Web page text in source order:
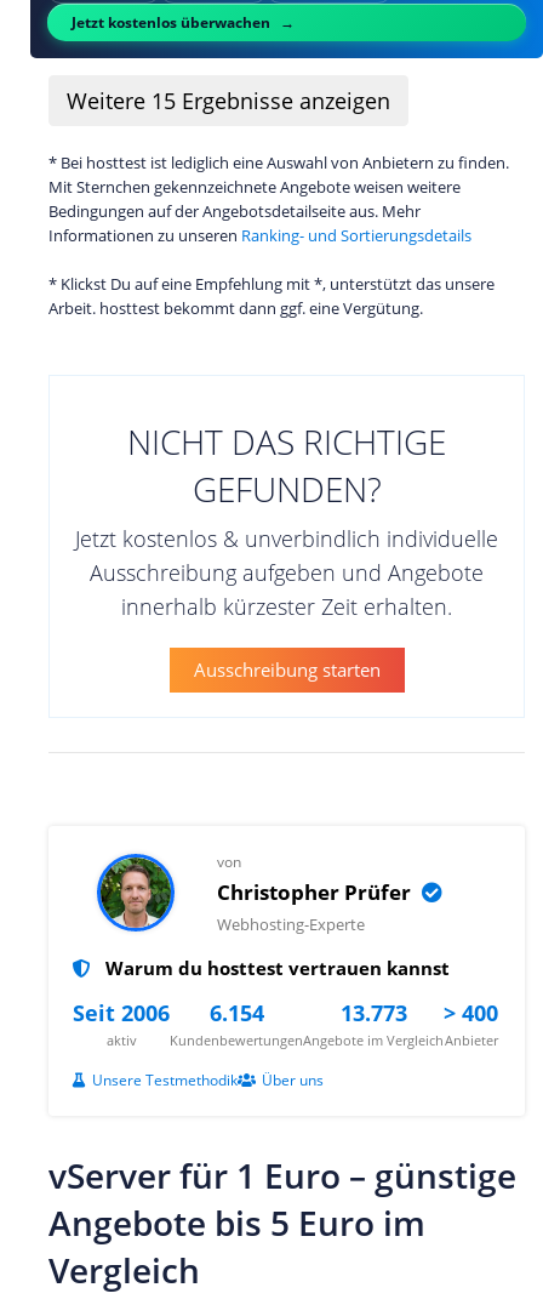
Jetzt kostenlos überwachen
Weitere 15 Ergebnisse anzeigen
* Bei hosttest ist lediglich eine Auswahl von Anbietern zu finden.
Mit Sternchen gekennzeichnete Angebote weisen weitere
Bedingungen auf der Angebotsdetailseite aus. Mehr
Informationen zu unseren Ranking- und Sortierungsdetails
* Klickst Du auf eine Empfehlung mit *, unterstützt das unsere
Arbeit. hosttest bekommt dann ggf. eine Vergütung.
NICHT DAS RICHTIGE
GEFUNDEN?
Jetzt kostenlos & unverbindlich individuelle
Ausschreibung aufgeben und Angebote
innerhalb kürzester Zeit erhalten.
Ausschreibung starten
von
Christopher Prüfer
Webhosting-Experte
Warum du hosttest vertrauen kannst
Seit 2006
aktiv
6.154
Kundenbewertungen
13.773
Angebote im Vergleich
> 400
Anbieter
Unsere Testmethodik Über uns
vServer für 1 Euro – günstige
Angebote bis 5 Euro im
Vergleich